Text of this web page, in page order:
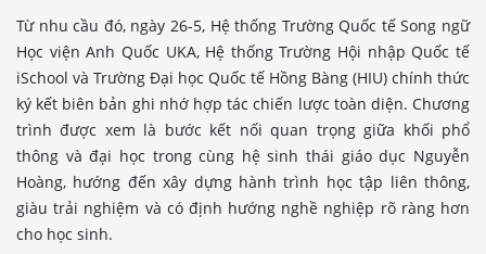
Từ nhu cầu đó, ngày 26-5, Hệ thống Trường Quốc tế Song ngữ
Học viện Anh Quốc UKA, Hệ thống Trường Hội nhập Quốc tế
iSchool và Trường Đại học Quốc tế Hồng Bàng (HIU) chính thức
ký kết biên bản ghi nhớ hợp tác chiến lược toàn diện. Chương
trình được xem là bước kết nối quan trọng giữa khối phổ
thông và đại học trong cùng hệ sinh thái giáo dục Nguyễn
Hoàng, hướng đến xây dựng hành trình học tập liên thông,
giàu trải nghiệm và có định hướng nghề nghiệp rõ ràng hơn
cho học sinh.